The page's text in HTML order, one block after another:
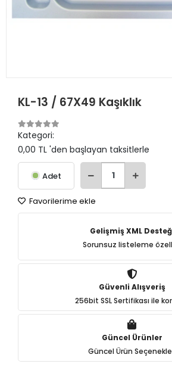
KL-13 / 67X49 Kaşıklık
Kategori:
0,00 TL 'den başlayan taksitlerle
Adet
Favorilerime ekle
Gelişmiş XML
Sorunsuz listeleme
Güvenli Alışveriş
256bit SSL Sertifikası ile
Güncel Ürünler
Güncel Ürün